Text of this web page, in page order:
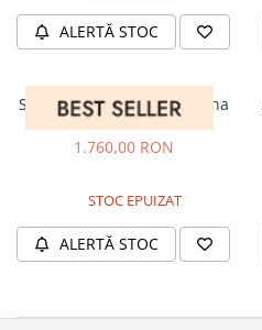
ALERTĂ STOC
Saint Laurent SL 621 Havana
1.760,00 RON
STOC EPUIZAT
ALERTĂ STOC